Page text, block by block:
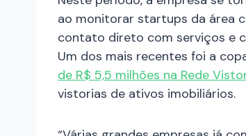
ao monitorar startups da área
contato direto com serviços e
Um dos mais recentes foi a
de R$ 5,5 milhões na Rede
vistorias de ativos imobiliários.